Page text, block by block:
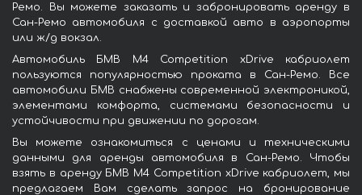
Ремо. Вы можете заказать и забронировать аренду в
Сан-Ремо автомобиля с доставкой авто в аэропорты
или ж/д вокзал.
Автомобиль БМВ M4 Competition xDrive кабриолет
пользуются популярностью проката в Сан-Ремо. Все
автомобили БМВ снабжены современной электроникой,
элементами комфорта, системами безопасности и
устойчивости при движении по дорогам.
Вы можете ознакомиться с ценами и техническими
данными для аренды автомобиля в Сан-Ремо. Чтобы
взять в аренду БМВ M4 Competition xDrive кабриолет, мы
предлагаем Вам сделать запрос на бронирование